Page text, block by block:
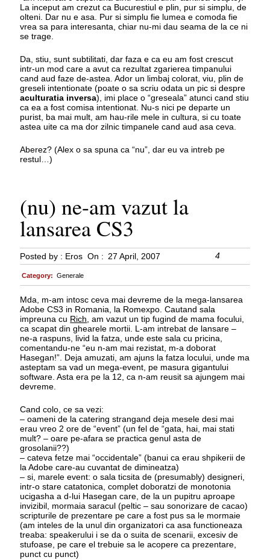
La inceput am crezut ca Bucurestiul e plin, pur si simplu, de
olteni. Dar nu e asa. Pur si simplu fie lumea e comoda fie
vrea sa para interesanta, chiar nu-mi dau seama de la ce ni
se trage.
Da, stiu, sunt subtilitati, dar faza e ca eu am fost crescut
intr-un mod care a avut ca rezultat zgarierea timpanului
cand aud faze de-astea. Ador un limbaj colorat, viu, plin de
greseli intentionate (poate o sa scriu odata un pic si despre
aculturatia inversa), imi place o “greseala” atunci cand stiu
ca ea a fost comisa intentionat. Nu-s nici pe departe un
purist, ba mai mult, am hau-rile mele in cultura, si cu toate
astea uite ca ma dor zilnic timpanele cand aud asa ceva.
Aberez? (Alex o sa spuna ca “nu”, dar eu va intreb pe
restul…)
(nu) ne-am vazut la
lansarea CS3
Posted by : Eros On : 27 April, 2007 4
Category: Generale
Mda, m-am intosc ceva mai devreme de la mega-lansarea
Adobe CS3 in Romania, la Romexpo. Cautand sala
impreuna cu Rich, am vazut un tip fugind de mama focului,
ca scapat din ghearele mortii. L-am intrebat de lansare –
ne-a raspuns, livid la fatza, unde este sala cu pricina,
comentandu-ne “eu n-am mai rezistat, m-a doborat
Hasegan!”. Deja amuzati, am ajuns la fatza locului, unde ma
asteptam sa vad un mega-event, pe masura gigantului
software. Asta era pe la 12, ca n-am reusit sa ajungem mai
devreme.
Cand colo, ce sa vezi:
– oameni de la catering strangand deja mesele desi mai
erau vreo 2 ore de “event” (un fel de “gata, hai, mai stati
mult? – oare pe-afara se practica genul asta de
grosolanii??)
– cateva fetze mai “occidentale” (banui ca erau shpikerii de
la Adobe care-au cuvantat de dimineatza)
– si, marele event: o sala ticsita de (presumably) designeri,
intr-o stare catatonica, complet doboratzi de monotonia
ucigasha a d-lui Hasegan care, de la un pupitru aproape
invizibil, mormaia saracul (peltic – sau sonorizare de cacao)
scripturile de prezentare pe care a fost pus sa le mormaie
(am inteles de la unul din organizatori ca asa functioneaza
treaba: speakerului i se da o suita de scenarii, excesiv de
stufoase, pe care el trebuie sa le acopere ca prezentare,
punct cu punct)